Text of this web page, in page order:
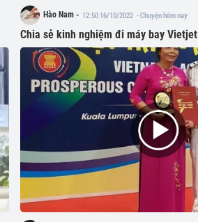
Hào Nam - 12:50 16/10/2022 - Chuyện hôm nay
Chia sẻ kinh nghiệm đi máy bay Vietjet